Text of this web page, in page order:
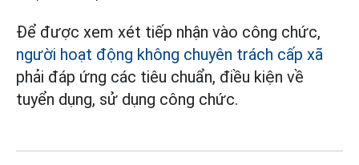
Để được xem xét tiếp nhận vào công chức,
người hoạt động không chuyên trách cấp xã
phải đáp ứng các tiêu chuẩn, điều kiện về
tuyển dụng, sử dụng công chức.